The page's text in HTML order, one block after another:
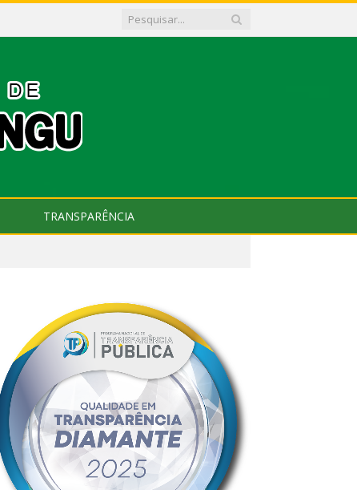
TRANSPARÊNCIA